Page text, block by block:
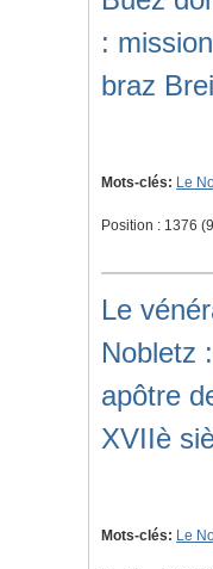
:
braz
Mots-clés: Le
Position : 1376 (
Le
Nobletz
apôtre
XVIIè
Mots-clés: Le